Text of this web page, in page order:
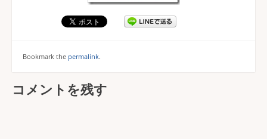
Bookmark the permalink.
コメントを残す